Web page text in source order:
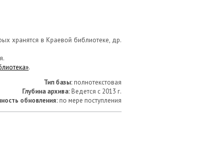
хранятся в Краевой библиотеке, др.
.
Тип базы: полнотекстовая
Глубина архива: Ведется с 2013 г.
обновления: по мере поступления